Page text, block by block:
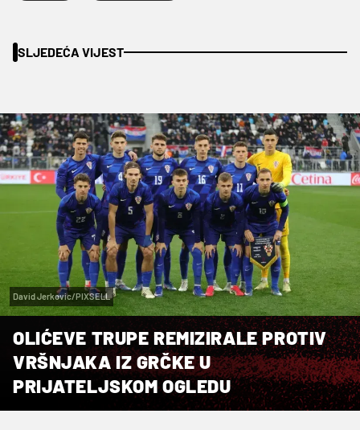
SLJEDEĆA VIJEST
David Jerkovic/PIXSELL
OLIĆEVE TRUPE REMIZIRALE PROTIV
VRŠNJAKA IZ GRČKE U
PRIJATELJSKOM OGLEDU